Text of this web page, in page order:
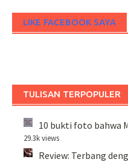
LIKE FACEBOOK SAYA
TULISAN TERPOPULER
10 bukti foto bahwa
29.3k views
Review: Terbang